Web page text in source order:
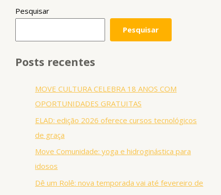
Pesquisar
Pesquisar
Posts recentes
MOVE CULTURA CELEBRA 18 ANOS COM
OPORTUNIDADES GRATUITAS
ELAD: edição 2026 oferece cursos tecnológicos
de graça
Move Comunidade: yoga e hidroginástica para
idosos
Dê um Rolê: nova temporada vai até fevereiro de